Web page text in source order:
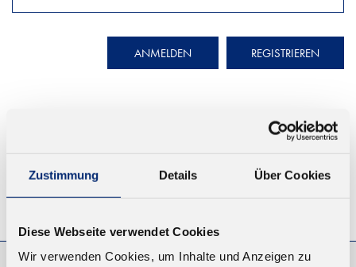
Zustimmung Details Über Cookies
Diese Webseite verwendet Cookies
Wir verwenden Cookies, um Inhalte und Anzeigen zu
ANMELDEN REGISTRIEREN